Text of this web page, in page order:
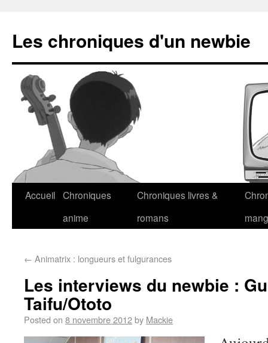
Les chroniques d'un newbie
Accueil Chroniques
anime
Chroniques livres &
romans
← Animatrix : longueurs et fulgurances
Les interviews du newbie :
Taifu/Ototo
Posted on 8 novembre 2012by Mackie